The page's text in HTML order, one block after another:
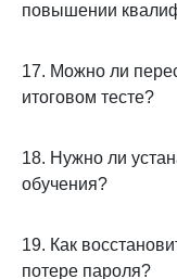
повышении
17. Можно ли
итоговом тесте?
18. Нужно ли
обучения?
19. Как
потере пароля?